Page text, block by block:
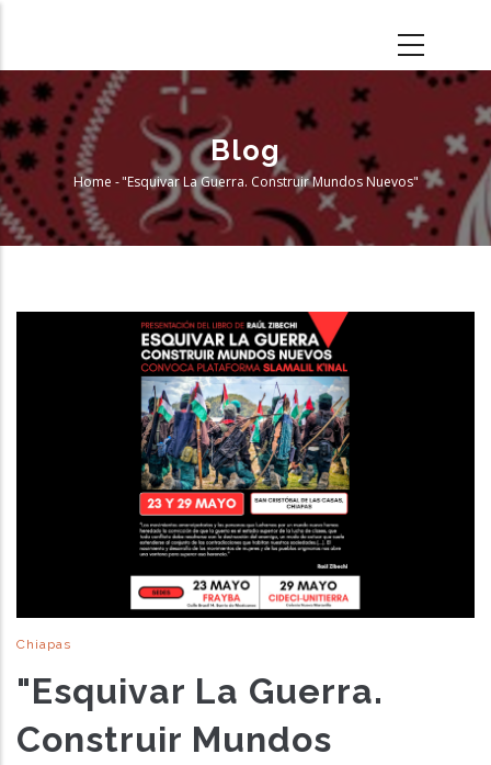
main
content
Blog
Breadcrumb
Home - "Esquivar La Guerra. Construir Mundos Nuevos"
Chiapas
"Esquivar La Guerra.
Construir Mundos